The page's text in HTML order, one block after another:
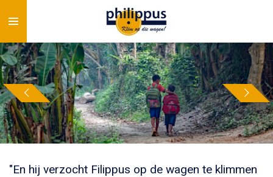
direct
naar
de
hoofdinhoud
"En hij verzocht Filippus op de wagen te klimmen